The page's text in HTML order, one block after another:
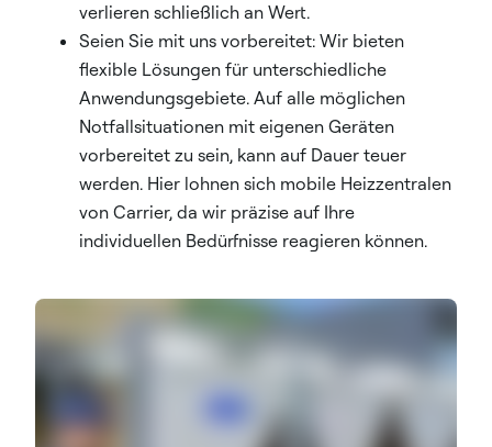
verlieren schließlich an Wert.
Seien Sie mit uns vorbereitet: Wir bieten
flexible Lösungen für unterschiedliche
Anwendungsgebiete. Auf alle möglichen
Notfallsituationen mit eigenen Geräten
vorbereitet zu sein, kann auf Dauer teuer
werden. Hier lohnen sich mobile Heizzentralen
von Carrier, da wir präzise auf Ihre
individuellen Bedürfnisse reagieren können.